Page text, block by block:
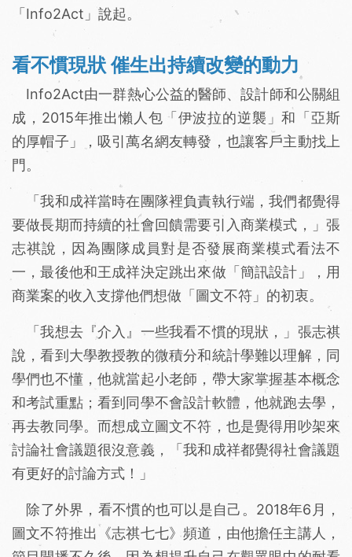
「Info2Act」說起。
看不慣現狀 催生出持續改變的動力
Info2Act由一群熱心公益的醫師、設計師和公關組
成，2015年推出懶人包「伊波拉的逆襲」和「亞斯
的厚帽子」，吸引萬名網友轉發，也讓客戶主動找上
門。
「我和成祥當時在團隊裡負責執行端，我們都覺得
要做長期而持續的社會回饋需要引入商業模式，」張
志祺說，因為團隊成員對是否發展商業模式看法不
一，最後他和王成祥決定跳出來做「簡訊設計」，用
商業案的收入支撐他們想做「圖文不符」的初衷。
「我想去『介入』一些我看不慣的現狀，」張志祺
說，看到大學教授教的微積分和統計學難以理解，同
學們也不懂，他就當起小老師，帶大家掌握基本概念
和考試重點；看到同學不會設計軟體，他就跑去學，
再去教同學。而想成立圖文不符，也是覺得用吵架來
討論社會議題很沒意義，「我和成祥都覺得社會議題
有更好的討論方式！」
除了外界，看不慣的也可以是自己。2018年6月，
圖文不符推出《志祺七七》頻道，由他擔任主講人，